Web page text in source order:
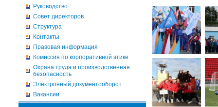
Руководство
Совет директоров
Структура
Контакты
Правовая информация
Комиссия по корпоративной этике
Охрана труда и производственная
безопасность
Электронный документооборот
Вакансии